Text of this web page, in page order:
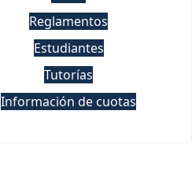
Reglamentos
Estudiantes
Tutorías
Información de cuotas